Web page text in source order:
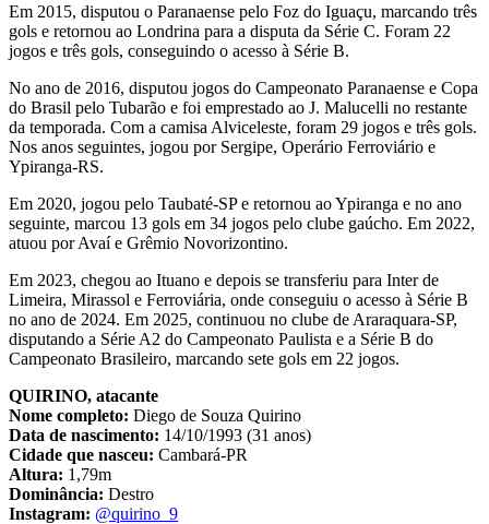
Em 2015, disputou o Paranaense pelo Foz do Iguaçu, marcando três
gols e retornou ao Londrina para a disputa da Série C. Foram 22
jogos e três gols, conseguindo o acesso à Série B.
No ano de 2016, disputou jogos do Campeonato Paranaense e Copa
do Brasil pelo Tubarão e foi emprestado ao J. Malucelli no restante
da temporada. Com a camisa Alviceleste, foram 29 jogos e três gols.
Nos anos seguintes, jogou por Sergipe, Operário Ferroviário e
Ypiranga-RS.
Em 2020, jogou pelo Taubaté-SP e retornou ao Ypiranga e no ano
seguinte, marcou 13 gols em 34 jogos pelo clube gaúcho. Em 2022,
atuou por Avaí e Grêmio Novorizontino.
Em 2023, chegou ao Ituano e depois se transferiu para Inter de
Limeira, Mirassol e Ferroviária, onde conseguiu o acesso à Série B
no ano de 2024. Em 2025, continuou no clube de Araraquara-SP,
disputando a Série A2 do Campeonato Paulista e a Série B do
Campeonato Brasileiro, marcando sete gols em 22 jogos.
QUIRINO, atacante
Nome completo: Diego de Souza Quirino
Data de nascimento: 14/10/1993 (31 anos)
Cidade que nasceu: Cambará-PR
Altura: 1,79m
Dominância: Destro
Instagram: @quirino_9